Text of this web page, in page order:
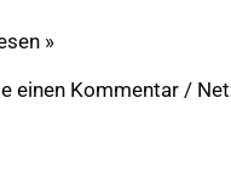
»
einen Kommentar /